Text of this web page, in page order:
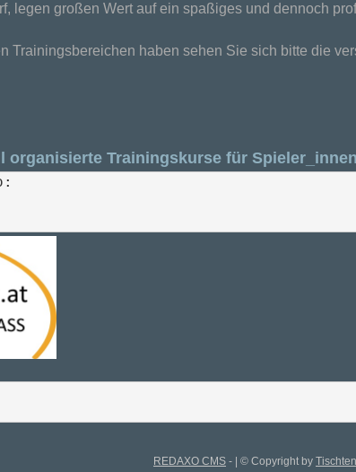
legen großen Wert auf ein spaßiges und dennoch
Trainingsbereichen haben sehen Sie sich bitte die
organisierte Trainingskurse für
REDAXO CMS - | © Copyright by